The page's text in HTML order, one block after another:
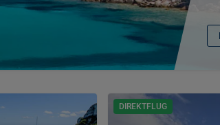
DIREKTFLUG